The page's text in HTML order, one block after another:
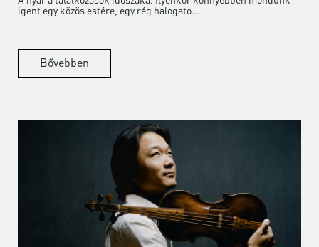
igent egy közös estére, egy rég halogato...
Bővebben